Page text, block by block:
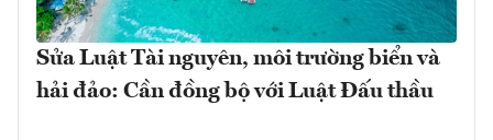
Sửa Luật Tài nguyên, môi trường biển và
hải đảo: Cần đồng bộ với Luật Đấu thầu